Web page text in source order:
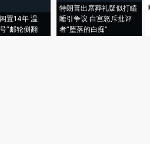
置14年 温
”邮轮侧翻
特朗普出席葬礼疑似打瞌
睡引争议 白宫怒斥批评
者“堕落的白痴”